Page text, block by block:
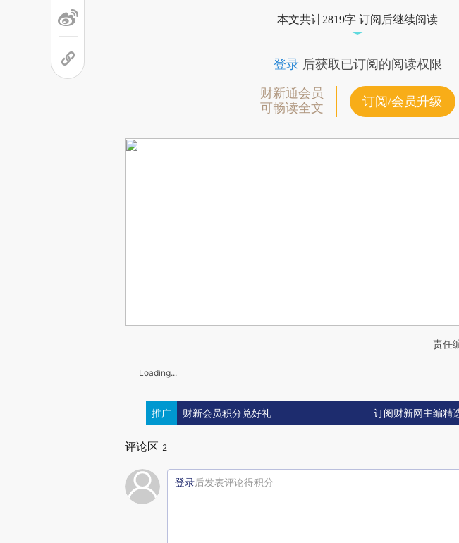
本文共计2819字 订阅后继续阅读
登录后获取已订阅的阅读权限
财新通会员
可畅读全文
订阅/会员升级
责任
Loading...
推广 财新会员积分兑好礼 订阅财新网主编精
评论区 2
登录后发表评论得积分